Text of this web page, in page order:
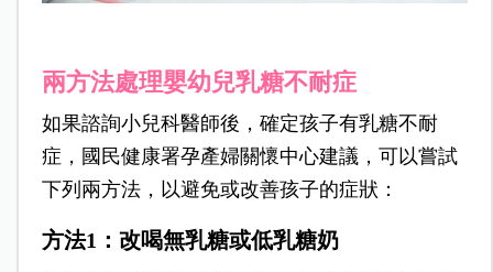
兩方法處理嬰幼兒乳糖不耐症
如果諮詢小兒科醫師後，確定孩子有乳糖不耐
症，國民健康署孕產婦關懷中心建議，可以嘗試
下列兩方法，以避免或改善孩子的症狀：
方法1 ：改喝無乳糖或低乳糖奶